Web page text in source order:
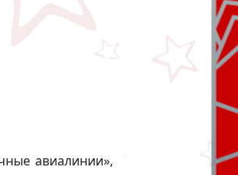
авиалинии»,